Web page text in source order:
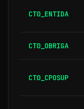
CT0_ENTIDA
CT0_OBRIGA
CT0_CPOSUP